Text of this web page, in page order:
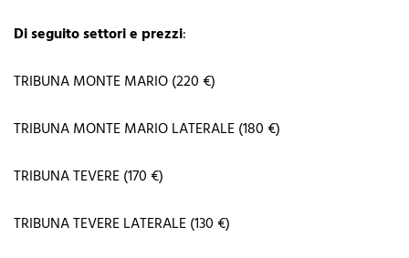
Di seguito settori e prezzi:
TRIBUNA MONTE MARIO (220 €)
TRIBUNA MONTE MARIO LATERALE (180 €)
TRIBUNA TEVERE (170 €)
TRIBUNA TEVERE LATERALE (130 €)